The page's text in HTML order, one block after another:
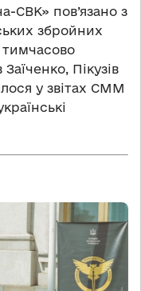
СВК» пов’язано з
збройних
Пікузів
у звітах СММ